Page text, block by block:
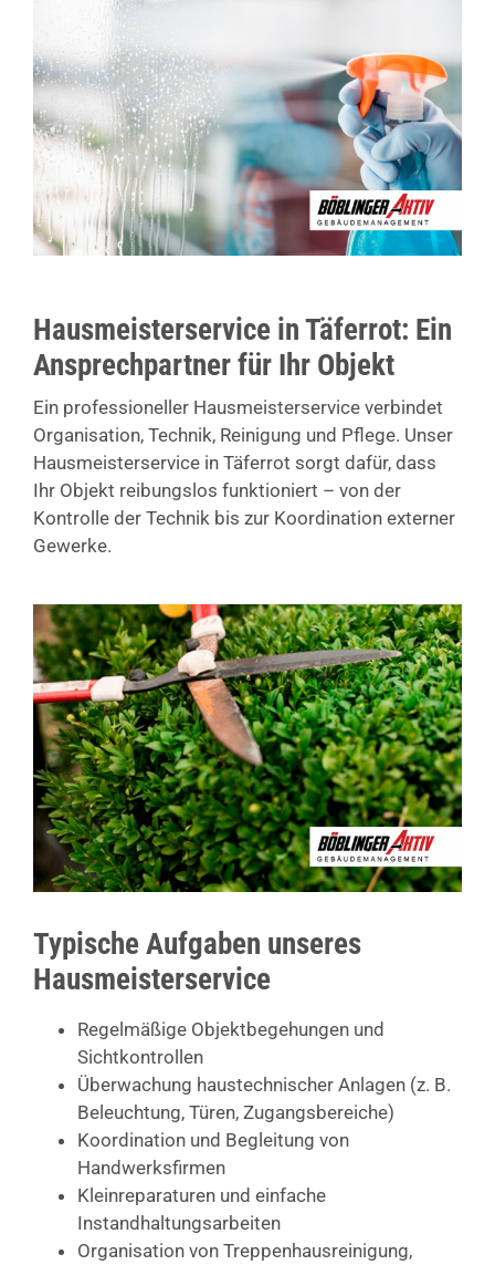
Hausmeisterservice in Täferrot: Ein
Ansprechpartner für Ihr Objekt
Ein professioneller Hausmeisterservice verbindet
Organisation, Technik, Reinigung und Pflege. Unser
Hausmeisterservice in Täferrot sorgt dafür, dass
Ihr Objekt reibungslos funktioniert – von der
Kontrolle der Technik bis zur Koordination externer
Gewerke.
Typische Aufgaben unseres
Hausmeisterservice
Regelmäßige Objektbegehungen und
Sichtkontrollen
Überwachung haustechnischer Anlagen (z. B.
Beleuchtung, Türen, Zugangsbereiche)
Koordination und Begleitung von
Handwerksfirmen
Kleinreparaturen und einfache
Instandhaltungsarbeiten
Organisation von Treppenhausreinigung,